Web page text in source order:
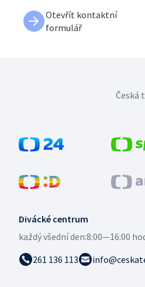
Otevřít kontaktní
formulář
Divácké centrum
každý všední den:8:00—16:00
261 136 113
Česká